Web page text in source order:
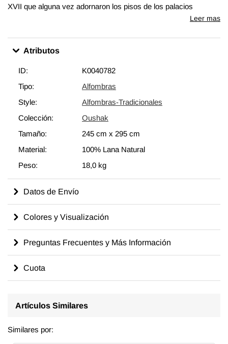
XVII que alguna vez adornaron los pisos de los palacios
otomanos, nuestra colección Oushak combina un tejido
alfombras Oushak, irradian opulencia y sofisticación en
interiores clásicos, tradicionales o eclécticos. Esta fina alfombra
Leer mas
Atributos
ID:
K0040782
Tipo:
Alfombras
Style:
Alfombras-Tradicionales
Colección:
Oushak
Tamaño:
245 cm x 295 cm
Material:
100% Lana Natural
Peso:
18,0 kg
Datos de Envío
Colores y Visualización
Preguntas Frecuentes y Más Información
Cuota
Artículos Similares
Similares por: